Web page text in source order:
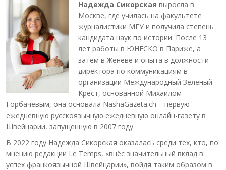
Надежда Сикорская выросла в
Москве, где училась на факультете
журналистики МГУ и получила степень
кандидата наук по истории. После 13
лет работы в ЮНЕСКО в Париже, а
затем в Женеве и опыта в должности
директора по коммуникациям в
организации Международный Зелёный
Крест, основанной Михаилом
Горбачёвым, она основала NashaGazeta.ch – первую
ежедневную русскоязычную ежедневную онлайн-газету в
Швейцарии, запущенную в 2007 году.
В 2022 году Надежда Сикорская оказалась среди тех, кто, по
мнению редакции Le Temps, «внёс значительный вклад в
успех франкоязычной Швейцарии», войдя таким образом в